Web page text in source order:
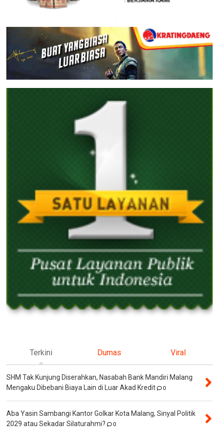
Terkini Dumas Viral
SHM Tak Kunjung Diserahkan, Nasabah Bank Mandiri Malang
Mengaku Dibebani Biaya Lain di Luar Akad Kredit
0
Aba Yasin Sambangi Kantor Golkar Kota Malang, Sinyal Politik
2029 atau Sekadar Silaturahmi?
0